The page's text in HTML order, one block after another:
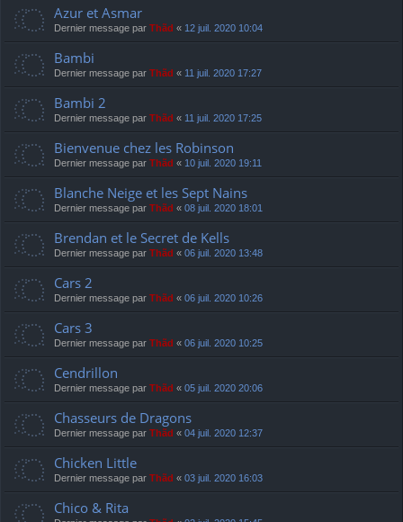
Azur et Asmar
Dernier message par Thãd « 12 juil. 2020 10:04
Bambi
Dernier message par Thãd « 11 juil. 2020 17:27
Bambi 2
Dernier message par Thãd « 11 juil. 2020 17:25
Bienvenue chez les Robinson
Dernier message par Thãd « 10 juil. 2020 19:11
Blanche Neige et les Sept Nains
Dernier message par Thãd « 08 juil. 2020 18:01
Brendan et le Secret de Kells
Dernier message par Thãd « 06 juil. 2020 13:48
Cars 2
Dernier message par Thãd « 06 juil. 2020 10:26
Cars 3
Dernier message par Thãd « 06 juil. 2020 10:25
Cendrillon
Dernier message par Thãd « 05 juil. 2020 20:06
Chasseurs de Dragons
Dernier message par Thãd « 04 juil. 2020 12:37
Chicken Little
Dernier message par Thãd « 03 juil. 2020 16:03
Chico & Rita